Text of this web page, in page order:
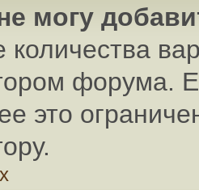
могу
форума.
это